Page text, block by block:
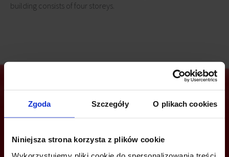
Zgoda Szczegóły O plikach cookies
Niniejsza strona korzysta z plików cookie
building consists of four storeys.
Are you interested in this offer?